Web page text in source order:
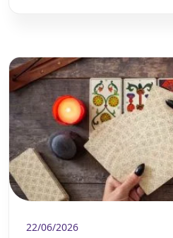
22/06/2026